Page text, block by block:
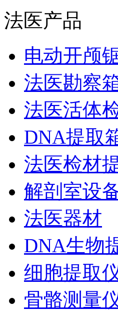
法医产品
电动开颅
法医勘察
法医活体
DNA提取
法医检材
解剖室设
法医器材
DNA生物
细胞提取
骨骼测量